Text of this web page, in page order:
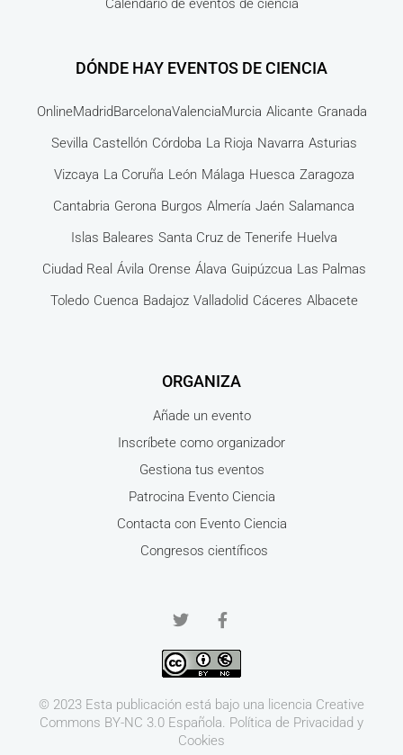
Calendario de eventos de ciencia
DÓNDE HAY EVENTOS DE CIENCIA
OnlineMadridBarcelonaValenciaMurcia Alicante Granada
Sevilla Castellón Córdoba La Rioja Navarra Asturias
Vizcaya La Coruña León Málaga Huesca Zaragoza
Cantabria Gerona Burgos Almería Jaén Salamanca
Islas Baleares Santa Cruz de Tenerife Huelva
Ciudad Real Ávila Orense Álava Guipúzcua Las Palmas
Toledo Cuenca Badajoz Valladolid Cáceres Albacete
ORGANIZA
Añade un evento
Inscríbete como organizador
Gestiona tus eventos
Patrocina Evento Ciencia
Contacta con Evento Ciencia
Congresos científicos
© 2023 Esta publicación está bajo una licencia Creative
Commons BY-NC 3.0 Española. Política de Privacidad y
Cookies